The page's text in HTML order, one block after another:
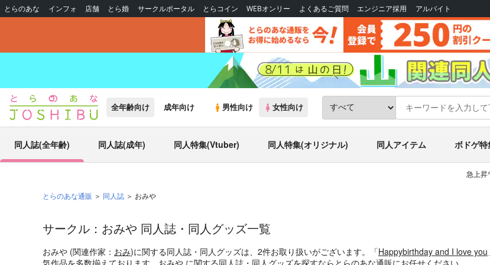
とらのあな インフォ 店舗 とら婚 サークルポータル とらコイン WEBオンリー よくあるご質問 エンジニア採用 アルバイト
全年齢向け 成年向け 男性向け 女性向け
同人誌(全年齢) 同人誌(成年) 同人特集(Vtuber) 同人特集(オリジナル) 同人アイテム ボドゲ特
急上昇
とらのあな通販 同人誌 おみや
サークル：おみや 同人誌・同人グッズ一覧
おみや (関連作家： おみ)に関する同人誌・同人グッズは、2件お取り扱いがございます。「Happybirthday and I love you
気作品を多数揃えております。おみや に関する同人誌・同人グッズを探すならとらのあな通販にお任せください。